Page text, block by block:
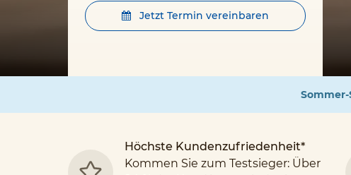
Jetzt Termin vereinbaren
Höchste Kundenzufriedenheit*
Kommen Sie zum Testsieger: Über